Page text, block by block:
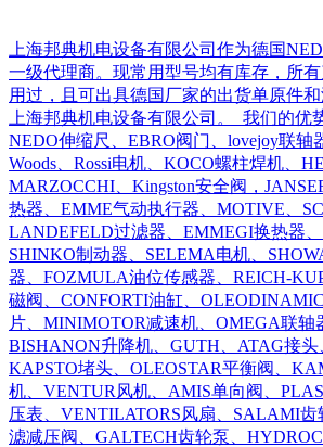
上海邦典机电设备有限公司作为德国
一级代理商。现常用型号均有库存，所
用过，且可出具德国厂家的出货单原件
上海邦典机电设备有限公司。 我们的优
NEDO伸缩尺、EBRO阀门、lovejoy联轴
Woods、Rossi电机、KOCO螺柱焊机、
MARZOCCHI、Kingston安全阀，
热器、EMME气动执行器、MOTIVE、
LANDEFELD过滤器、EMMEGI换热器、
SHINKO制动器、SELEMA电机、
器、FOZMULA油位传感器、REICH-
磁阀、CONFORTI油缸、
片、MINIMOTOR减速机、OMEGA联轴
BISHANON升降机、GUTH、ATAG接头
KAPSTO堵头、OLEOSTAR平衡阀、
机、VENTUR风机、AMIS单向阀、
压表、VENTILATORS风扇、SALAMI齿
滤减压阀、GALTECH齿轮泵、